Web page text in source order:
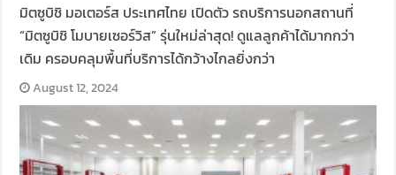
มิตซูบิชิ มอเตอร์ส ประเทศไทย เปิดตัว รถบริการนอกสถานที่
“มิตซูบิชิ โมบายเซอร์วิส” รุ่นใหม่ล่าสุด! ดูแลลูกค้าได้มากกว่า
เดิม ครอบคลุมพื้นที่บริการได้กว้างไกลยิ่งกว่า
August 12, 2024